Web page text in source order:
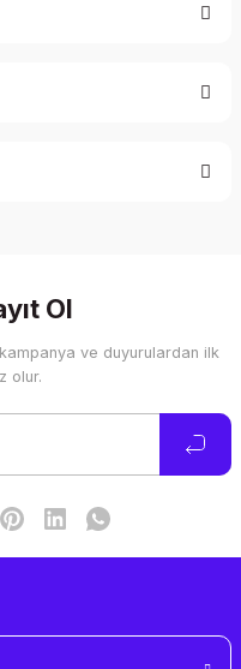
Ol
ve duyurulardan ilk
olur.